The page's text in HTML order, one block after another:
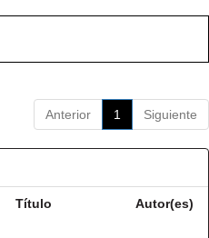
Anterior 1 Siguiente
Título Autor(es)